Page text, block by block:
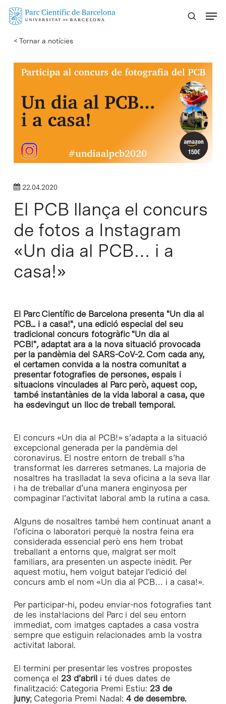
Skip
content
< Tornar a notícies
22.04.2020
El PCB llança el concurs
de fotos a Instagram
«Un dia al PCB… i a
casa!»
El Parc Científic de Barcelona presenta "Un dia al
PCB... i a casa!", una edició especial del seu
tradicional concurs fotogràfic "Un dia al
PCB!", adaptat ara a la nova situació provocada
per la pandèmia del SARS-CoV-2. Com cada any,
el certamen convida a la nostra comunitat a
presentar fotografies de persones, espais i
situacions vinculades al Parc però, aquest cop,
també instantànies de la vida laboral a casa, que
ha esdevingut un lloc de treball temporal.
El concurs «Un dia al PCB!» s’adapta a la situació
excepcional generada per la pandèmia del
coronavirus. El nostre entorn de treball s’ha
transformat les darreres setmanes. La majoria de
nosaltres ha traslladat la seva oficina a la seva llar
i ha de treballar d’una manera enginyosa per
compaginar l’activitat laboral amb la rutina a casa.
Alguns de nosaltres també hem continuat anant a
l’oficina o laboratori perquè la nostra feina era
considerada essencial però ens hem trobat
treballant a entorns que, malgrat ser molt
familiars, ara presenten un aspecte inèdit. Per
aquest motiu, hem volgut batejar l’edició del
concurs amb el nom «Un dia al PCB… i a casa!».
Per participar-hi, podeu enviar-nos fotografies tant
de les instal·lacions del Parc i del seu entorn
immediat, com imatges captades a casa vostra
sempre que estiguin relacionades amb la vostra
activitat laboral.
El termini per presentar les vostres propostes
comença el 23 d’abril i té dues dates de
finalització: Categoria Premi Estiu: 23 de
juny; Categoria Premi Nadal: 4 de desembre.